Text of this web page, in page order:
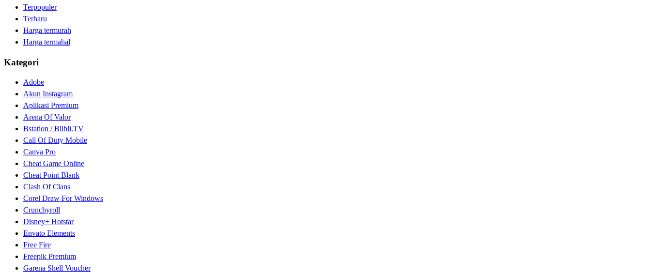
Terpopuler
Terbaru
Harga termurah
Harga termahal
Kategori
Adobe
Akun Instagram
Aplikasi Premium
Arena Of Valor
Bstation / Blibli.TV
Call Of Duty Mobile
Canva Pro
Cheat Game Online
Cheat Point Blank
Clash Of Clans
Corel Draw For Windows
Crunchyroll
Disney+ Hotstar
Envato Elements
Free Fire
Freepik Premium
Garena Shell Voucher